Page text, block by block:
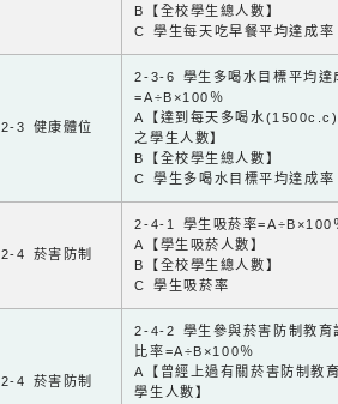
B【全校學生總人數】
C 學生每天吃早餐平均達成率
2-3 健康體位
2-3-6 學生多喝水目標平均達
=A÷B×100％
A【達到每天多喝水
之學生人數】
B【全校學生總人數】
C 學生多喝水目標平均達成率
2-4 菸害防制
2-4-1 學生吸菸率=A÷B×100
A【學生吸菸人數】
B【全校學生總人數】
C 學生吸菸率
2-4 菸害防制
2-4-2 學生參與菸害防制教育
比率=A÷B×100％
A【曾經上過有關菸害防制教
學生人數】